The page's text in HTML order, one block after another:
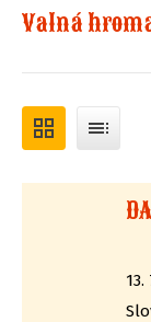
Valná
grid_view toc
13.